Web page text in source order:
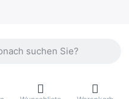
einen Suchbegriff ein.